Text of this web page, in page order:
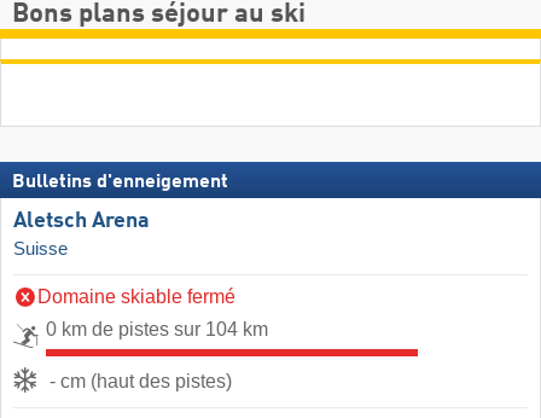
Bons plans séjour au ski
Bulletins d'enneigement
Aletsch Arena
Suisse
Domaine skiable fermé
0 km de pistes sur 104 km
- cm (haut des pistes)